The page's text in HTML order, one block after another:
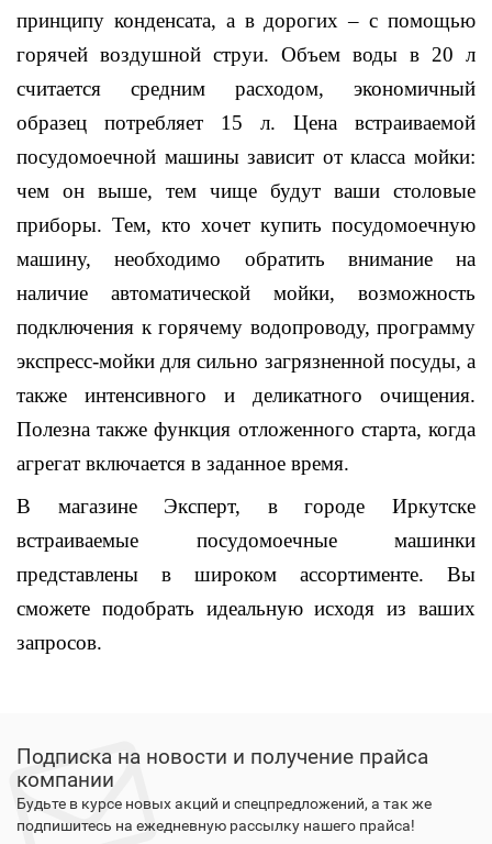
принципу конденсата, а в дорогих – с помощью
горячей воздушной струи. Объем воды в 20 л
считается средним расходом, экономичный
образец потребляет 15 л. Цена встраиваемой
посудомоечной машины зависит от класса мойки:
чем он выше, тем чище будут ваши столовые
приборы. Тем, кто хочет купить посудомоечную
машину, необходимо обратить внимание на
наличие автоматической мойки, возможность
подключения к горячему водопроводу, программу
экспресс-мойки для сильно загрязненной посуды, а
также интенсивного и деликатного очищения.
Полезна также функция отложенного старта, когда
агрегат включается в заданное время.
В магазине Эксперт, в городе Иркутске
встраиваемые посудомоечные машинки
представлены в широком ассортименте. Вы
сможете подобрать идеальную исходя из ваших
запросов.
Подписка на новости и получение прайса
компании
Будьте в курсе новых акций и спецпредложений, а так же
подпишитесь на ежедневную рассылку нашего прайса!